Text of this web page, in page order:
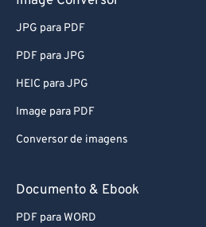
JPG para PDF
PDF para JPG
HEIC para JPG
Image para PDF
Conversor de imagens
Documento & Ebook
PDF para WORD